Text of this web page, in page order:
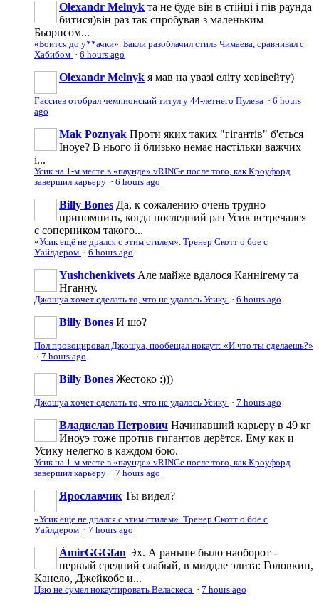
Olexandr Melnyk та не буде він в стійці і пів раунда
битися)він раз так спробував з маленьким
Бьорнсом...
«Боится до у**ачки». Бакли разоблачил стиль Чимаева, сравнивал с
Хабибом · 6 hours ago
Olexandr Melnyk я мав на увазі еліту хевівейту)
Гассиев отобрал чемпионский титул у 44-летнего Пулева · 6 hours
ago
Mak Poznyak Проти яких таких "гігантів" б'ється
Іноуе? В нього й близько немає настільки важчих
і...
Усик на 1-м месте в «паунде» vRINGe после того, как Кроуфорд
завершил карьеру · 6 hours ago
Billy Bones Да, к сожалению очень трудно
припомнить, когда последний раз Усик встречался
с соперником такого...
«Усик ещё не дрался с этим стилем». Тренер Скотт о бое с
Уайлдером · 6 hours ago
Yushchenkivets Але майже вдалося Каннігему та
Нганну.
Джошуа хочет сделать то, что не удалось Усику · 6 hours ago
Billy Bones И шо?
Пол провоцировал Джошуа, пообещал нокаут: «И что ты сделаешь?»
· 7 hours ago
Billy Bones Жестоко :)))
Джошуа хочет сделать то, что не удалось Усику · 7 hours ago
Владислав Петрович Начинавший карьеру в 49 кг
Иноуэ тоже против гигантов дерётся. Ему как и
Усику нелегко в каждом бою.
Усик на 1-м месте в «паунде» vRINGe после того, как Кроуфорд
завершил карьеру · 7 hours ago
Ярославчик Ты видел?
«Усик ещё не дрался с этим стилем». Тренер Скотт о бое с
Уайлдером · 7 hours ago
ÀmirGGGfan Эх. А раньше было наоборот -
первый средний слабый, в миддле элита: Головкин,
Канело, Джейкобс и...
Цзю не сумел нокаутировать Веласкеса · 7 hours ago